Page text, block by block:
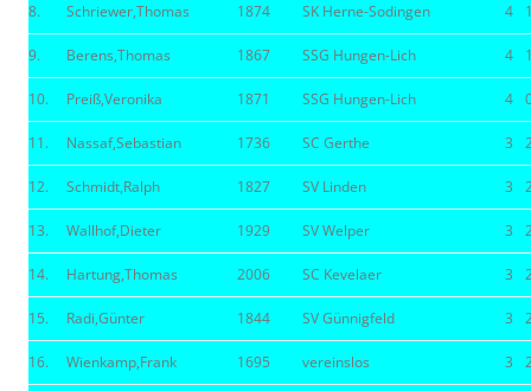
8. Schriewer,Thomas 1874 SK Herne-Sodingen 4
9. Berens,Thomas 1867 SSG Hungen-Lich 4
10. Preiß,Veronika 1871 SSG Hungen-Lich 4
11. Nassaf,Sebastian 1736 SC Gerthe 3
12. Schmidt,Ralph 1827 SV Linden 3
13. Wallhof,Dieter 1929 SV Welper 3
14. Hartung,Thomas 2006 SC Kevelaer 3
15. Radi,Günter 1844 SV Günnigfeld 3
16. Wienkamp,Frank 1695 vereinslos 3